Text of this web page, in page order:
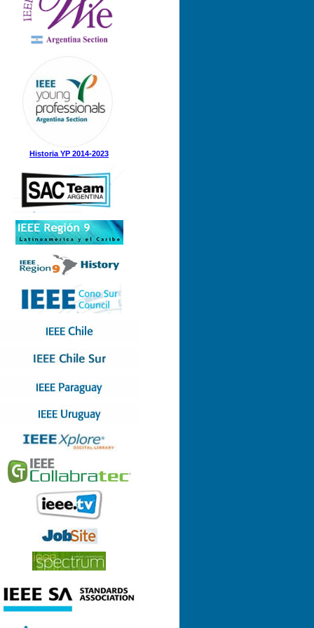
3 (21-08-2024)
2 (12-08-2024)
1 (31-05-2024)
2 (28-09-2023)
1 (07-09-2023)
7 (21-11-2022)
5 (31-08-2022)
3 (13-05-2022)
8 (29-12-2021)
7 (23-12-2021)
5 (06-09-2021)
3 (23-06-2021)
1 (22-04-2021)
9 (21-12-2020)
8 (26-11-2020)
Historia YP 2014-2023